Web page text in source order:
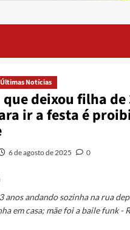
Últimas Notícias
deixou filha de
ir a festa é
6 de agosto de 2025 0
anos andando sozinha na rua
em casa; mãe foi a baile funk -